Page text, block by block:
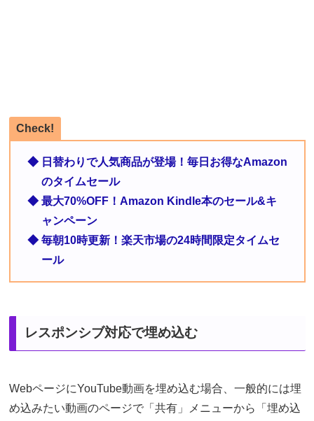
Check!
◆ 日替わりで人気商品が登場！毎日お得なAmazon
のタイムセール
◆ 最大70%OFF！Amazon Kindle本のセール&キ
ャンペーン
◆ 毎朝10時更新！楽天市場の24時間限定タイムセ
ール
レスポンシブ対応で埋め込む
WebページにYouTube動画を埋め込む場合、一般的には埋
め込みたい動画のページで「共有」メニューから「埋め込